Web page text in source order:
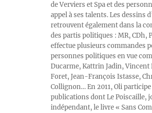
de Verviers et Spa et des
appel à ses talents. Les dessins
retrouvent également dans la
des partis politiques : MR, CDh,
effectue plusieurs commandes
personnes politiques en vue
Ducarme, Kattrin Jadin, Vincent
Foret, Jean-François Istasse,
Collignon… En 2011, Oli participe
publications dont Le Poiscaille,
indépendant, le livre « Sans